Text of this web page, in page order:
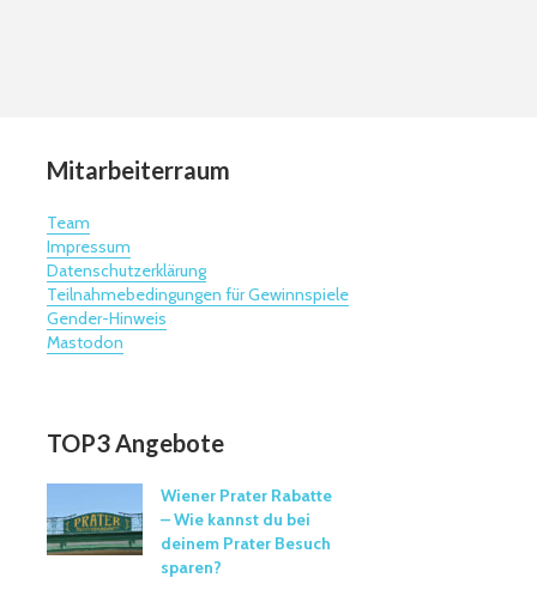
Mitarbeiterraum
Team
Impressum
Datenschutzerklärung
Teilnahmebedingungen für Gewinnspiele
Gender-Hinweis
Mastodon
TOP3 Angebote
Wiener Prater Rabatte
– Wie kannst du bei
deinem Prater Besuch
sparen?